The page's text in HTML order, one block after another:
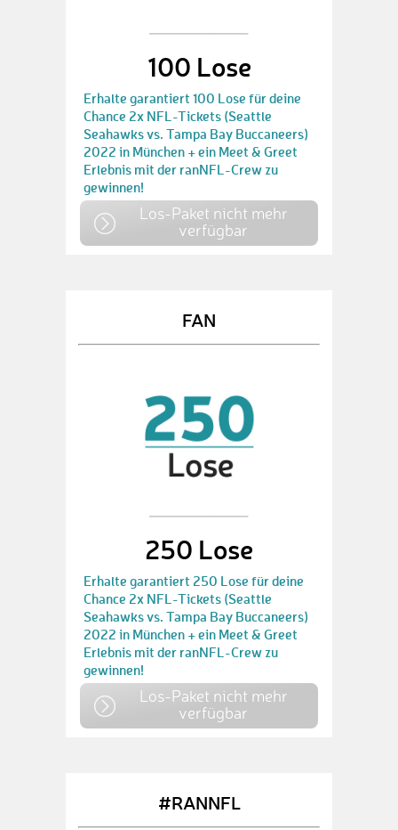
100 Lose
Erhalte garantiert 100 Lose für deine
Chance 2x NFL-Tickets (Seattle
Seahawks vs. Tampa Bay Buccaneers)
2022 in München + ein Meet & Greet
Erlebnis mit der ranNFL-Crew zu
gewinnen!
Los-Paket nicht mehr
verfügbar
FAN
250 Lose
Erhalte garantiert 250 Lose für deine
Chance 2x NFL-Tickets (Seattle
Seahawks vs. Tampa Bay Buccaneers)
2022 in München + ein Meet & Greet
Erlebnis mit der ranNFL-Crew zu
gewinnen!
Los-Paket nicht mehr
verfügbar
#RANNFL